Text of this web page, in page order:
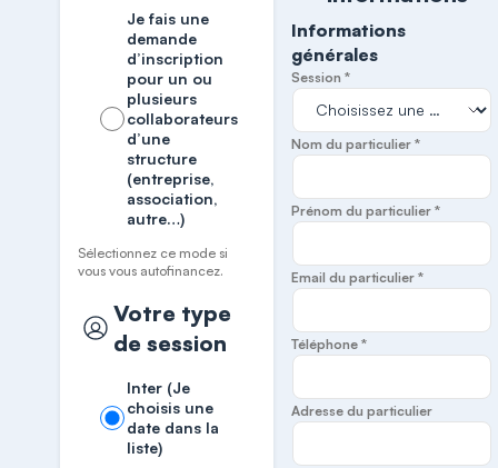
Je fais une
demande
d’inscription
pour un ou
plusieurs
collaborateurs
d’une
structure
(entreprise,
association,
autre…)
Sélectionnez ce mode si
vous vous autofinancez.
Votre type
de session
Inter (Je
choisis une
date dans la
liste)
Informations
générales
Session *
Nom du particulier *
Prénom du particulier *
Email du particulier *
Téléphone *
Adresse du particulier